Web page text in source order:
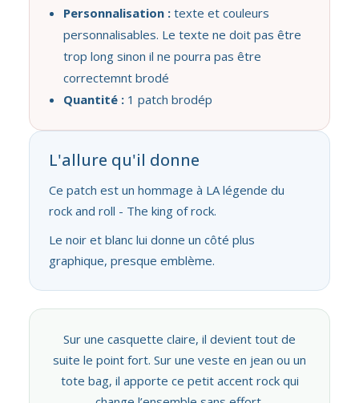
Personnalisation : texte et couleurs
personnalisables. Le texte ne doit pas être
trop long sinon il ne pourra pas être
correctemnt brodé
Quantité : 1 patch brodép
L'allure qu'il donne
Ce patch est un hommage à LA légende du
rock and roll - The king of rock.
Le noir et blanc lui donne un côté plus
graphique, presque emblème.
Sur une casquette claire, il devient tout de
suite le point fort. Sur une veste en jean ou un
tote bag, il apporte ce petit accent rock qui